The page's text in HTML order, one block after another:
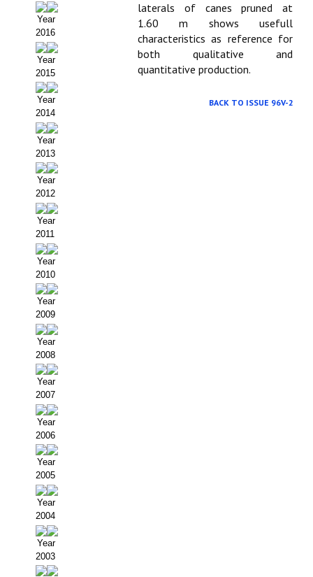
Premio Prensa Agraria
Buscador de Artículos
JORNADAS AIDA
Presentación Jornadas
Comunicaciones
Jornadas PAM 2026
Premio Jóvenes Investigadores
Buscador de Comunicaciones
Buscador de Comunicaciones
CONTACTO
BUSCADOR
Year
2016
Year
2015
Year
2014
Year
2013
Year
2012
Year
2011
Year
2010
Year
2009
Year
2008
Year
2007
Year
2006
Year
2005
Year
2004
Year
2003
laterals of canes pruned at
1.60 m shows usefull
characteristics as reference for
both qualitative and
quantitative production.
BACK TO ISSUE 96V-2